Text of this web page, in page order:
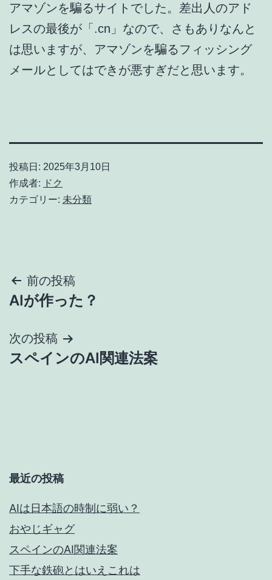
アマゾンを騙るサイトでした。差出人のアド
レスの最後が「.cn」なので、さもありなんと
は思いますが、アマゾンを騙るフィッシング
メールとしてはできが悪すぎだと思います。
投稿日: 2025年3月10日
作成者: ドク
カテゴリー: 未分類
投
稿
ナ
ビ
ョ
ン
前の投稿
AIが作った？
次の投稿
スペインのAI関連法案
最近の投稿
AIは日本語の時制に弱い？
おやじギャグ
スペインのAI関連法案
下手な鉄砲とはいえこれは